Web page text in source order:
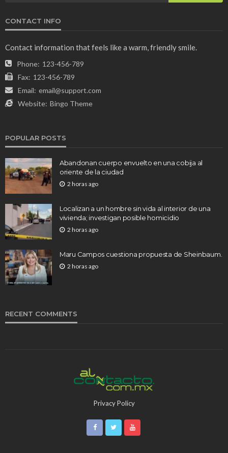
CONTACT INFO
Contact information that feels like a warm, friendly smile.
Phone: 123-456-789
Fax: 123-456-789
Email: email@support.com
Website: Bingo Theme
POPULAR POSTS
Abandonan cuerpo envuelto en una cobija al
oriente de la ciudad
2 horas ago
Localizan a un hombre sin vida al interior de una
vivienda; investigan posible homicidio
2 horas ago
Maru Campos cuestiona propuesta de Sheinbaum.
2 horas ago
RECENT COMMENTS
Privacy Policy